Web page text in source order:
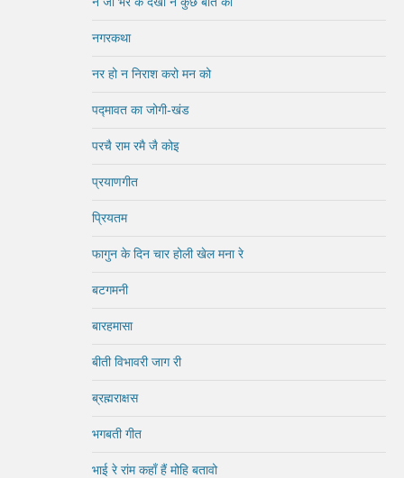
नगरकथा
नर हो न निराश करो मन को
पद्मावत का जोगी-खंड
परचै राम रमै जै कोइ
प्रयाणगीत
प्रियतम
फागुन के दिन चार होली खेल मना रे
बटगमनी
बारहमासा
बीती विभावरी जाग री
ब्रह्मराक्षस
भगबती गीत
भाई रे रांम कहाँ हैं मोहि बतावो